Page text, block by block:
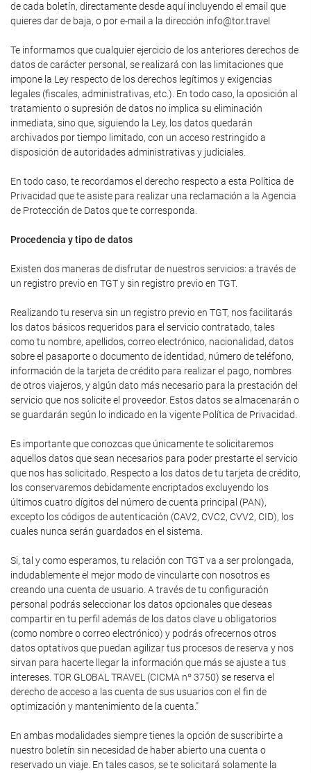
de cada boletín, directamente desde aquí incluyendo el email que
quieres dar de baja, o por e-mail a la dirección info@tor.travel
Te informamos que cualquier ejercicio de los anteriores derechos de
datos de carácter personal, se realizará con las limitaciones que
impone la Ley respecto de los derechos legítimos y exigencias
legales (fiscales, administrativas, etc.). En todo caso, la oposición al
tratamiento o supresión de datos no implica su eliminación
inmediata, sino que, siguiendo la Ley, los datos quedarán
archivados por tiempo limitado, con un acceso restringido a
disposición de autoridades administrativas y judiciales.
En todo caso, te recordamos el derecho respecto a esta Política de
Privacidad que te asiste para realizar una reclamación a la Agencia
de Protección de Datos que te corresponda.
Procedencia y tipo de datos
Existen dos maneras de disfrutar de nuestros servicios: a través de
un registro previo en TGT y sin registro previo en TGT.
Realizando tu reserva sin un registro previo en TGT, nos facilitarás
los datos básicos requeridos para el servicio contratado, tales
como tu nombre, apellidos, correo electrónico, nacionalidad, datos
sobre el pasaporte o documento de identidad, número de teléfono,
información de la tarjeta de crédito para realizar el pago, nombres
de otros viajeros, y algún dato más necesario para la prestación del
servicio que nos solicite el proveedor. Estos datos se almacenarán o
se guardarán según lo indicado en la vigente Política de Privacidad.
Es importante que conozcas que únicamente te solicitaremos
aquellos datos que sean necesarios para poder prestarte el servicio
que nos has solicitado. Respecto a los datos de tu tarjeta de crédito,
los conservaremos debidamente encriptados excluyendo los
últimos cuatro dígitos del número de cuenta principal (PAN),
excepto los códigos de autenticación (CAV2, CVC2, CVV2, CID), los
cuales nunca serán guardados en el sistema.
Si, tal y como esperamos, tu relación con TGT va a ser prolongada,
indudablemente el mejor modo de vincularte con nosotros es
creando una cuenta de usuario. A través de tu configuración
personal podrás seleccionar los datos opcionales que deseas
compartir en tu perfil además de los datos clave u obligatorios
(como nombre o correo electrónico) y podrás ofrecernos otros
datos optativos que puedan agilizar tus procesos de reserva y nos
sirvan para hacerte llegar la información que más se ajuste a tus
intereses. TOR GLOBAL TRAVEL (CICMA nº 3750) se reserva el
derecho de acceso a las cuenta de sus usuarios con el fin de
optimización y mantenimiento de la cuenta."
En ambas modalidades siempre tienes la opción de suscribirte a
nuestro boletín sin necesidad de haber abierto una cuenta o
reservado un viaje. En tales casos, se te solicitará solamente la